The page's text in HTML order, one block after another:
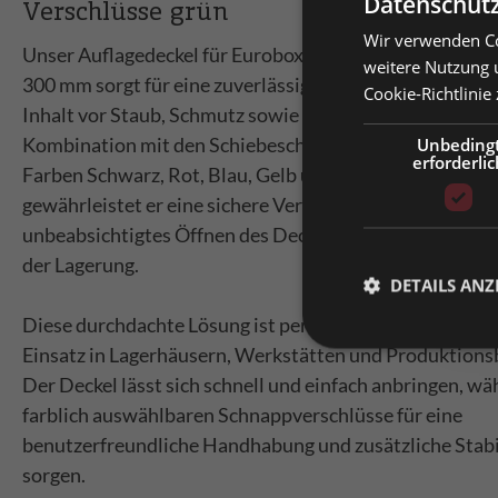
Verschlüsse grün
Unser Auflagedeckel für Euroboxen mit den
300 mm sorgt für eine zuverlässige Abdeckung und
Inhalt vor Staub, Schmutz sowie anderen äußeren
Kombination mit den Schiebeschnappverschlüssen, die
Farben Schwarz, Rot, Blau, Gelb und Grün erhältlich
gewährleistet er eine sichere Verriegelung und
unbeabsichtigtes Öffnen des Deckels während des
der Lagerung.
Diese durchdachte Lösung ist perfekt für den
Einsatz in Lagerhäusern, Werkstätten und
Der Deckel lässt sich schnell und einfach anbringen,
farblich auswählbaren Schnappverschlüsse für eine
benutzerfreundliche Handhabung und zusätzliche
sorgen.
Bitte
Wir verwenden
weitere Nutzung
Cookie-Richtlinie
DETAILS